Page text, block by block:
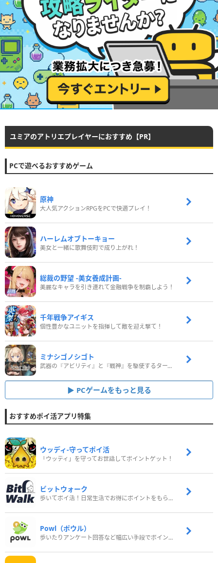
ユミアのアトリエプレイヤーにおすすめ【PR】
PCで遊べるおすすめゲーム
原神
大人気アクションRPGをPCで快適プレイ！
ハーレムオブトーキョー
美女と一緒に歌舞伎町で成り上がれ！
総裁の野望 -美女養成計画-
美麗なキャラを引き連れて金融戦争を制覇しよう！
千年戦争アイギス
個性豊かなユニットを指揮して敵を迎え撃て！
ミナシゴノシゴト
武器の『アビリティ』と『戦神』を駆使するターン制コマンドバトルRPG！
PCゲームをもっと見る
おすすめポイ活アプリ特集
ウッディ‐守ってポイ活
「ウッディ」を守ってお世話してポイントゲット！
ビットウォーク
歩いてポイ活！日常生活でお得にポイントをもらおう
Powl（ポウル）
歩いたりアンケート回答など幅広い手段でポイントをゲット